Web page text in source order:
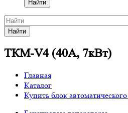
Найти
Найти
ТКМ-V4 (40А, 7кВт)
Главная
Каталог
Купить блок